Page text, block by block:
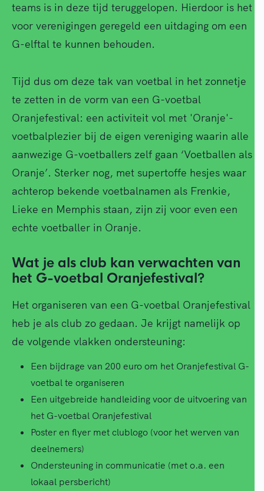
teams is in deze tijd teruggelopen. Hierdoor is het
voor verenigingen geregeld een uitdaging om een
G-elftal te kunnen behouden.
Tijd dus om deze tak van voetbal in het zonnetje
te zetten in de vorm van een G-voetbal
Oranjefestival: een activiteit vol met 'Oranje'-
voetbalplezier bij de eigen vereniging waarin alle
aanwezige G-voetballers zelf gaan ‘Voetballen als
Oranje’. Sterker nog, met supertoffe hesjes waar
achterop bekende voetbalnamen als Frenkie,
Lieke en Memphis staan, zijn zij voor even een
echte voetballer in Oranje.
Wat je als club kan verwachten van
het G-voetbal Oranjefestival?
Het organiseren van een G-voetbal Oranjefestival
heb je als club zo gedaan. Je krijgt namelijk op
de volgende vlakken ondersteuning:
Een bijdrage van 200 euro om het Oranjefestival G-
voetbal te organiseren
Een uitgebreide handleiding voor de uitvoering van
het G-voetbal Oranjefestival
Poster en flyer met clublogo (voor het werven van
deelnemers)
Ondersteuning in communicatie (met o.a. een
lokaal persbericht)